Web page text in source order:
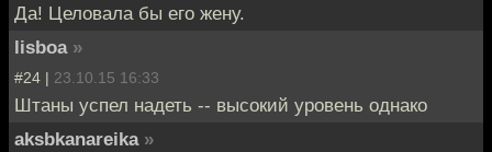
Да! Целовала бы его жену.
lisboa »
#24 | 23.10.15 16:33
Штаны успел надеть -- высокий уровень однако
aksbkanareika »